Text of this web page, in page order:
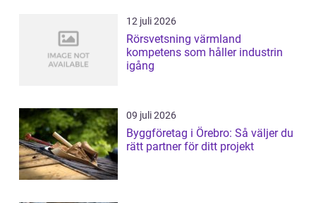
12 juli 2026
Rörsvetsning värmland
kompetens som håller industrin
igång
09 juli 2026
Byggföretag i Örebro: Så väljer du
rätt partner för ditt projekt